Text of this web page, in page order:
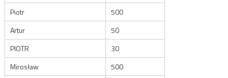
Piotr
500
Artur
50
PIOTR
30
Mirosław
500